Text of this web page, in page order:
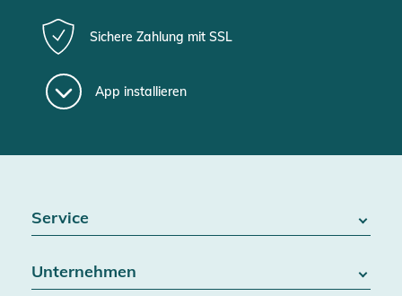
Sichere Zahlung mit SSL
App installieren
Service
Batteriegesetz
Unternehmen